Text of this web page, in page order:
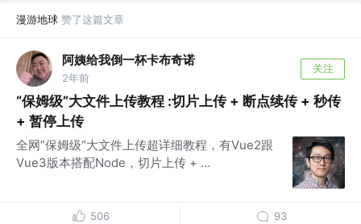
漫游地球 赞了这篇文章
阿姨给我倒一杯卡布奇诺
2年前
关注
“保姆级”大文件上传教程 :切片上传 + 断点续传 + 秒传
+ 暂停上传
全网”保姆级“大文件上传超详细教程，有Vue2跟
Vue3版本搭配Node，切片上传 + ...
506 93